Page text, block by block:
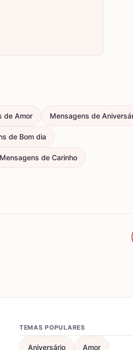
de Amor Mensagens de
de Bom dia
Mensagens de Carinho
TEMAS POPULARES
Aniversário Amor